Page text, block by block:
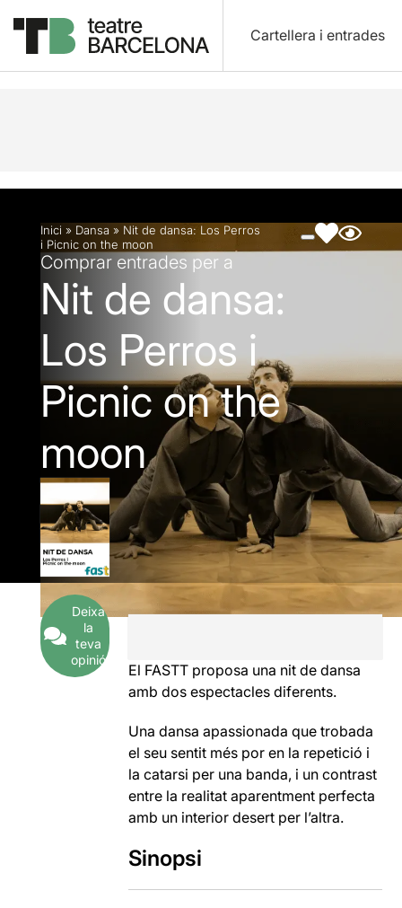
Cartellera i entrades
Descripció Fitxa artística Fotos i vídeos
Inici » Dansa » Nit de dansa: Los Perros
i Picnic on the moon
Comprar entrades per a
Nit de dansa:
Los Perros i
Picnic on the
moon
Deixa
la
teva
opinió
El FASTT proposa una nit de dansa
amb dos espectacles diferents.
Una dansa apassionada que trobada
el seu sentit més por en la repetició i
la catarsi per una banda, i un contrast
entre la realitat aparentment perfecta
amb un interior desert per l’altra.
Sinopsi